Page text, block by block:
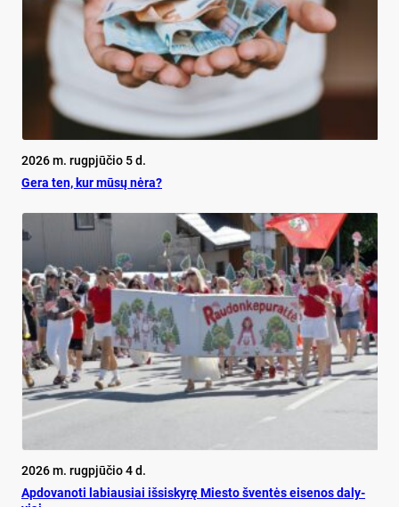
2026 m. rugpjūčio 5 d.
Ge­ra ten, kur mū­sų nė­ra?
2026 m. rugpjūčio 4 d.
Ap­do­va­no­ti la­biau­siai iš­si­sky­rę Mies­to šven­tės ei­se­nos da­ly­